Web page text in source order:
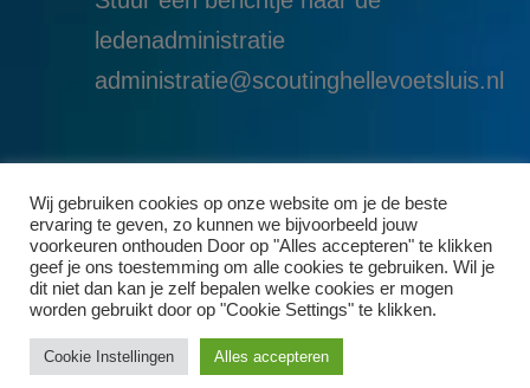
ledenadministratie
administratie@scoutinghellevoetsluis.nl
Wij gebruiken cookies op onze website om je de beste
ervaring te geven, zo kunnen we bijvoorbeeld jouw
voorkeuren onthouden Door op "Alles accepteren" te klikken
geef je ons toestemming om alle cookies te gebruiken. Wil je
dit niet dan kan je zelf bepalen welke cookies er mogen
worden gebruikt door op "Cookie Settings" te klikken.
Cookie Instellingen Alles accepteren